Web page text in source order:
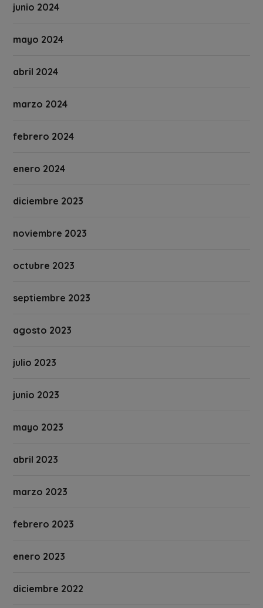
junio 2024
mayo 2024
abril 2024
marzo 2024
febrero 2024
enero 2024
diciembre 2023
noviembre 2023
octubre 2023
septiembre 2023
agosto 2023
julio 2023
junio 2023
mayo 2023
abril 2023
marzo 2023
febrero 2023
enero 2023
diciembre 2022